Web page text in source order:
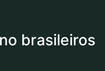
brasileiros